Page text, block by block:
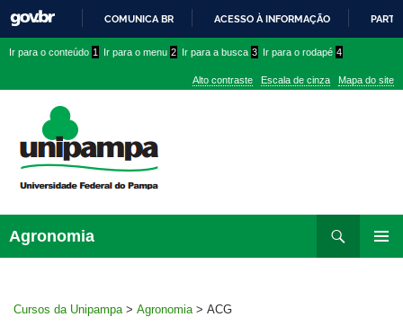
PARA
CONTEÚDO
COMUNICA BR ACESSO À INFORMAÇÃO
conteúdo
menu
superior
menu
Ir para o conteúdo 1 Ir para o menu 2 Ir para a busca 3 Ir para o rodapé 4
Alto contraste Escala de cinza Mapa do site
Agronomia
para
Cursos da Unipampa > Agronomia > ACG